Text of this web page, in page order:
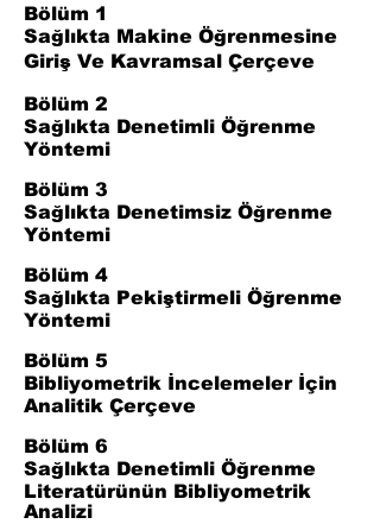
Bölüm 1
Sağlıkta Makine Öğrenmesine
Giriş Ve Kavramsal Çerçeve
Bölüm 2
Sağlıkta Denetimli Öğrenme
Yöntemi
Bölüm 3
Sağlıkta Denetimsiz Öğrenme
Yöntemi
Bölüm 4
Sağlıkta Pekiştirmeli Öğrenme
Yöntemi
Bölüm 5
Bibliyometrik İncelemeler İçin
Analitik Çerçeve
Bölüm 6
Sağlıkta Denetimli Öğrenme
Literatürünün Bibliyometrik
Analizi